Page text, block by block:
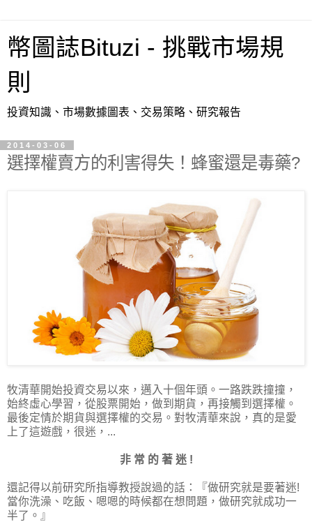
幣圖誌Bituzi - 挑戰市場規
則
投資知識、市場數據圖表、交易策略、研究報告
2014-03-06
選擇權賣方的利害得失！蜂蜜還是毒藥?
牧清華開始投資交易以來，邁入十個年頭。一路跌跌撞撞，
始終虛心學習，從股票開始，做到期貨，再接觸到選擇權。
最後定情於期貨與選擇權的交易。對牧清華來說，真的是愛
上了這遊戲，很迷，...
非 常 的 著 迷 !
還記得以前研究所指導教授說過的話：『做研究就是要著迷!
當你洗澡、吃飯、嗯嗯的時候都在想問題，做研究就成功一
半了。』